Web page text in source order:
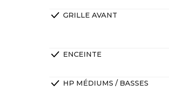
GRILLE AVANT
ENCEINTE
HP MÉDIUMS / BASSES